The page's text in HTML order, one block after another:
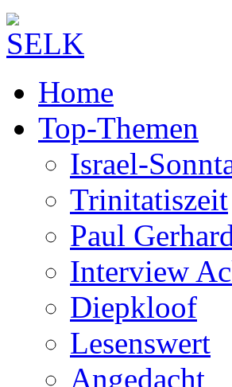
Home
Top-Themen
Israel-
Trinitatiszeit
Paul
Interview
Diepkloof
Lesenswert
Angedacht